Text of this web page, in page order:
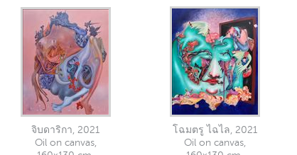
จิบดาริกา, 2021
Oil on canvas,
โฉมตรู ไฉไล, 2021
Oil on canvas,